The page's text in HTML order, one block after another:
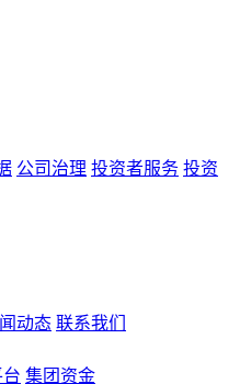
公司治理 投资者服务 投资
动态 联系我们
集团资金